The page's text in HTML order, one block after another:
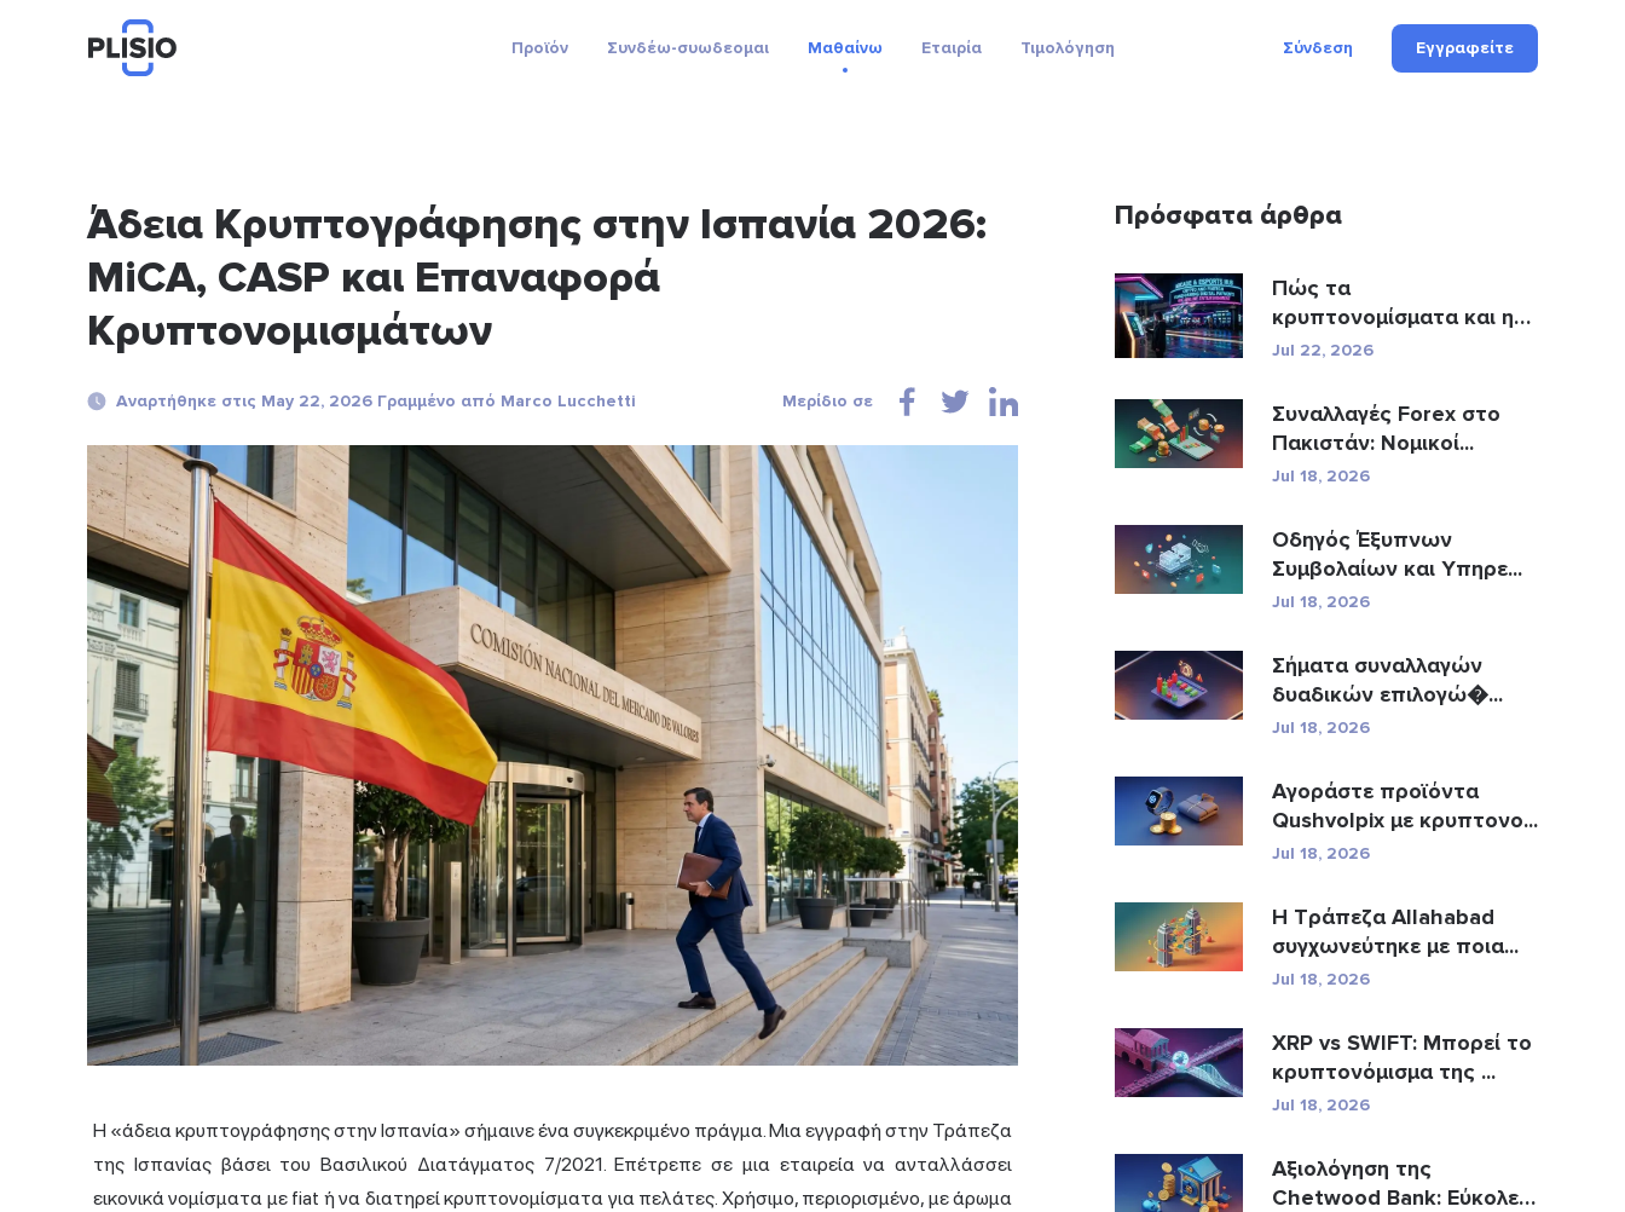
Προϊόν Συνδέω-συωδεομαι Μαθαίνω Εταιρία Τιμολόγηση Σύνδεση Εγγραφείτε
Άδεια Κρυπτογράφησης στην Ισπανία 2026:
MiCA, CASP και Επαναφορά
Κρυπτονομισμάτων
Αναρτήθηκε στις May 22, 2026 Γραμμένο από Marco Lucchetti Μερίδιο σε
Η «άδεια κρυπτογράφησης στην Ισπανία» σήμαινε ένα συγκεκριμένο πράγμα. Μια εγγραφή στην Τράπεζα
της Ισπανίας βάσει του Βασιλικού Διατάγματος 7/2021. Επέτρεπε σε μια εταιρεία να ανταλλάσσει
εικονικά νομίσματα με fiat ή να διατηρεί κρυπτονομίσματα για πελάτες. Χρήσιμο, περιορισμένο, με άρωμα
Πρόσφατα άρθρα
Πώς τα
κρυπτονομίσματα και η
Fintech αν�...
Jul 22, 2026
Συναλλαγές Forex στο
Πακιστάν: Νομικοί...
Jul 18, 2026
Οδηγός Έξυπνων
Συμβολαίων και Υπηρε...
Jul 18, 2026
Σήματα συναλλαγών
δυαδικών επιλογώ�...
Jul 18, 2026
Αγοράστε προϊόντα
Qushvolpix με κρυπτονο...
Jul 18, 2026
Η Τράπεζα Allahabad
συγχωνεύτηκε με ποια...
Jul 18, 2026
XRP vs SWIFT: Μπορεί το
κρυπτονόμισμα της ...
Jul 18, 2026
Αξιολόγηση της
Chetwood Bank: Εύκολες